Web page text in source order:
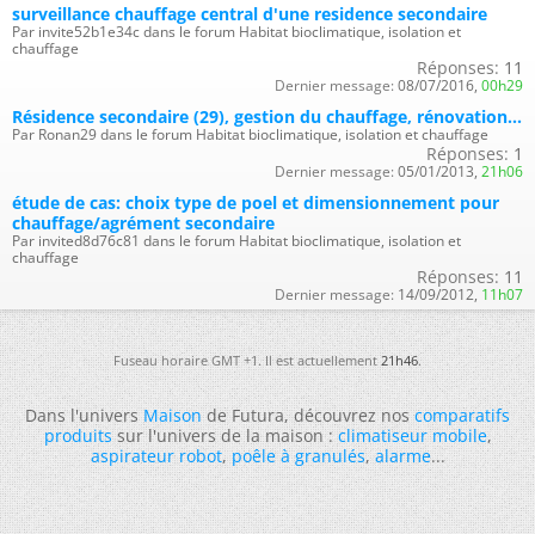
surveillance chauffage central d'une residence secondaire
Par invite52b1e34c dans le forum Habitat bioclimatique, isolation et
chauffage
Réponses: 11
Dernier message: 08/07/2016, 00h29
Résidence secondaire (29), gestion du chauffage, rénovation...
Par Ronan29 dans le forum Habitat bioclimatique, isolation et chauffage
Réponses: 1
Dernier message: 05/01/2013, 21h06
étude de cas: choix type de poel et dimensionnement pour
chauffage/agrément secondaire
Par invited8d76c81 dans le forum Habitat bioclimatique, isolation et
chauffage
Réponses: 11
Dernier message: 14/09/2012, 11h07
Fuseau horaire GMT +1. Il est actuellement21h46.
Dans l'universMaisonde Futura, découvrez noscomparatifs
produitssur l'univers de la maison :climatiseur mobile,
aspirateur robot,poêle à granulés,alarme...